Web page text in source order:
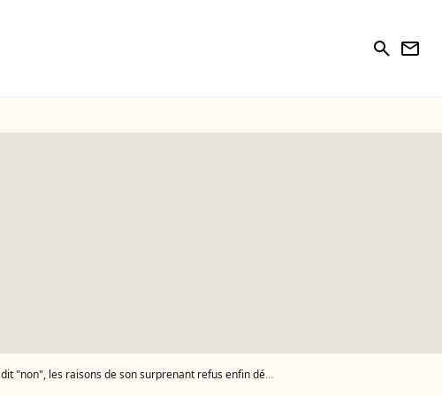
search newsletter
les raisons de son surprenant refus enfin dévoilées !